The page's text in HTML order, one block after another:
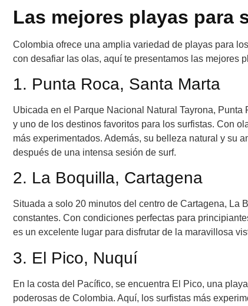
Las mejores playas para
Colombia ofrece una amplia variedad de playas para
con desafiar las olas, aquí te presentamos las mejores
1. Punta Roca, Santa Marta
Ubicada en el Parque Nacional Natural Tayrona,
y uno de los destinos favoritos para los surfistas. Con
más experimentados. Además, su belleza natural y su
después de una intensa sesión de surf.
2. La Boquilla, Cartagena
Situada a solo 20 minutos del centro de Cartagena, La
constantes. Con condiciones perfectas para
es un excelente lugar para disfrutar de la maravillosa
3. El Pico, Nuquí
En la costa del Pacífico, se encuentra El Pico, una
poderosas de Colombia. Aquí, los surfistas más